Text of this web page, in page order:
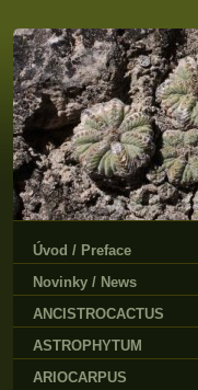
Úvod / Preface
Novinky / News
ANCISTROCACTUS
ASTROPHYTUM
ARIOCARPUS